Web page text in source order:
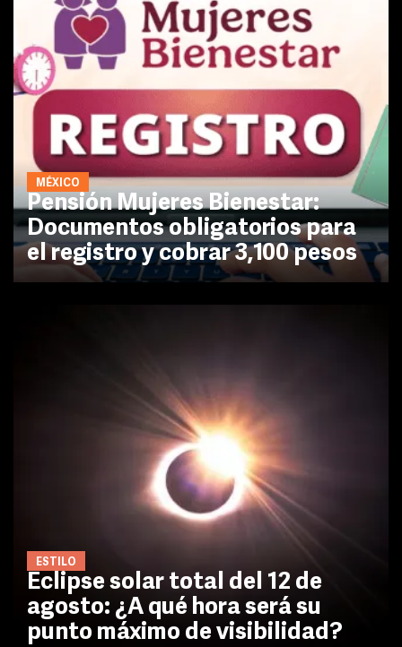
MÉXICO
Pensión Mujeres Bienestar:
Documentos obligatorios para
el registro y cobrar 3,100 pesos
ESTILO
Eclipse solar total del 12 de
agosto: ¿A qué hora será su
punto máximo de visibilidad?